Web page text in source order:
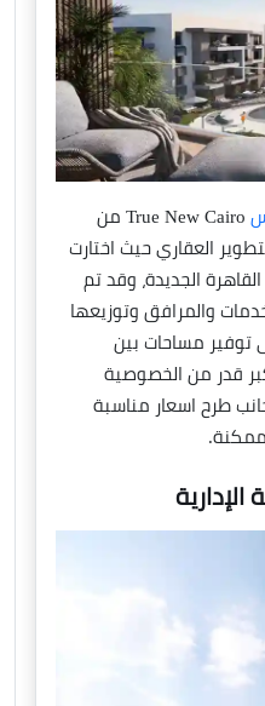
True New Cairo من
العقاري حيث اختارت
الجديدة، وقد تم
والمرافق وتوزيعها
مساحات بين
قدر من الخصوصية
طرح اسعار مناسبة